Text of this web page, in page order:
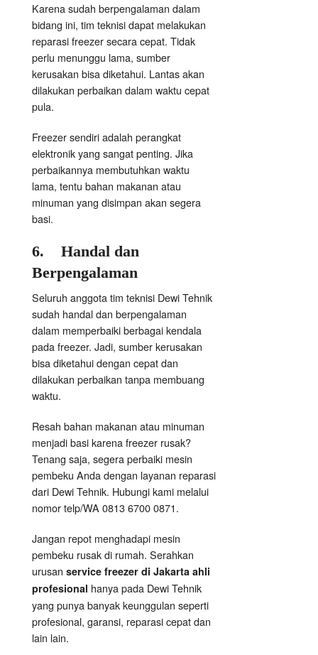
Karena sudah berpengalaman dalam
bidang ini, tim teknisi dapat melakukan
reparasi freezer secara cepat. Tidak
perlu menunggu lama, sumber
kerusakan bisa diketahui. Lantas akan
dilakukan perbaikan dalam waktu cepat
pula.
Freezer sendiri adalah perangkat
elektronik yang sangat penting. Jika
perbaikannya membutuhkan waktu
lama, tentu bahan makanan atau
minuman yang disimpan akan segera
basi.
6. Handal dan
Berpengalaman
Seluruh anggota tim teknisi Dewi Tehnik
sudah handal dan berpengalaman
dalam memperbaiki berbagai kendala
pada freezer. Jadi, sumber kerusakan
bisa diketahui dengan cepat dan
dilakukan perbaikan tanpa membuang
waktu.
Resah bahan makanan atau minuman
menjadi basi karena freezer rusak?
Tenang saja, segera perbaiki mesin
pembeku Anda dengan layanan reparasi
dari Dewi Tehnik. Hubungi kami melalui
nomor telp/WA 0813 6700 0871.
Jangan repot menghadapi mesin
pembeku rusak di rumah. Serahkan
urusan service freezer di Jakarta ahli
profesional hanya pada Dewi Tehnik
yang punya banyak keunggulan seperti
profesional, garansi, reparasi cepat dan
lain lain.